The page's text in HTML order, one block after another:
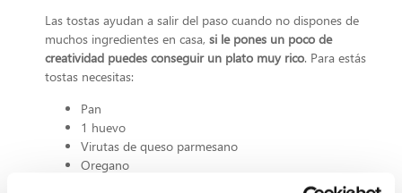
Las tostas ayudan a salir del paso cuando no dispones de
muchos ingredientes en casa, si le pones un poco de
creatividad puedes conseguir un plato muy rico. Para estás
tostas necesitas:
Pan
1 huevo
Virutas de queso parmesano
Oregano
Los pasos que debes seguir para elaborar esta receta son: